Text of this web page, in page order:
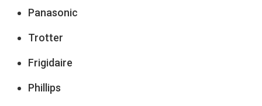
Panasonic
Trotter
Frigidaire
Phillips